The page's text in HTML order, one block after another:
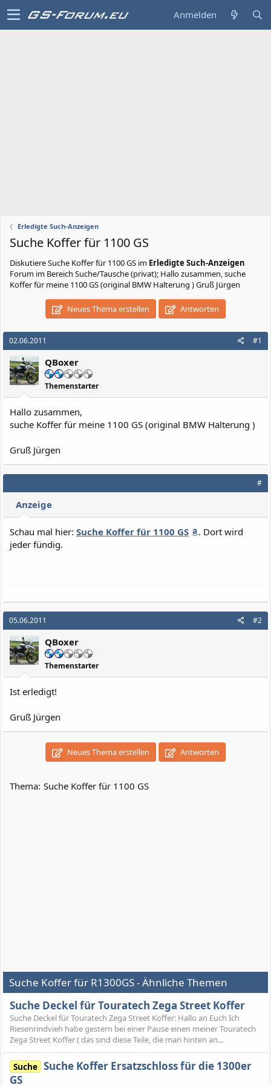
Anmelden
Erledigte Such-Anzeigen
Suche Koffer für 1100 GS
DiskutiereSuche Koffer für 1100 GS im Erledigte Such-Anzeigen
Forum im Bereich Suche/Tausche (privat); Hallo zusammen, suche
Koffer für meine 1100 GS (original BMW Halterung ) Gruß Jürgen
Neues Thema erstellen Antworten
02.06.2011 #1
QBoxer
Themenstarter
Hallo zusammen,
suche Koffer für meine 1100 GS (original BMW Halterung )
Gruß Jürgen
#
Anzeige
Schau mal hier: Suche Koffer für 1100 GS
. Dort wird
jeder fündig.
05.06.2011 #2
QBoxer
Themenstarter
Ist erledigt!
Gruß Jürgen
Neues Thema erstellen Antworten
Thema: Suche Koffer für 1100 GS
Suche Koffer für R1300GS - Ähnliche Themen
Suche Deckel für Touratech Zega Street Koffer
Suche Deckel für Touratech Zega Street Koffer: Hallo an Euch Ich
Riesenrindvieh habe gestern bei einer Pause einen meiner Touratech
Zega Street Koffer ( das sind diese Teile, die man hinten an...
Suche Suche Koffer Ersatzschloss für die 1300er
GS